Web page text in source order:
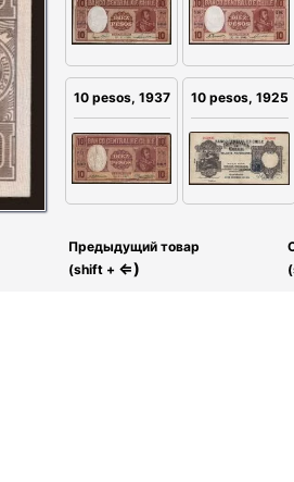
10 pesos, 1937 10 pesos, 1925
Предыдущий товар
(shift + ⇐)